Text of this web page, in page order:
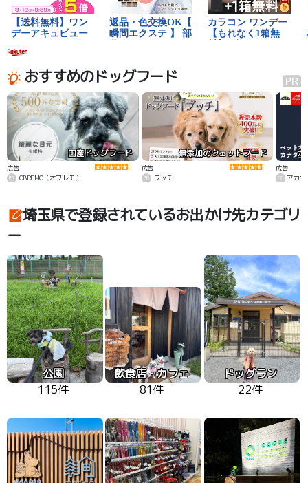
おすすめのドッグフード
国産ドッグフード
広告
OBREMO（オブレモ）
無添加のウェットフード
広告
ブッチ
カ
広告
アカ
埼玉県で登録されているお出かけ先カテゴリ
ー
公園
115件
飲食店・カフェ
81件
ドッグラン
22件